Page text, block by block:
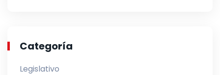
Categoría
Legislativo